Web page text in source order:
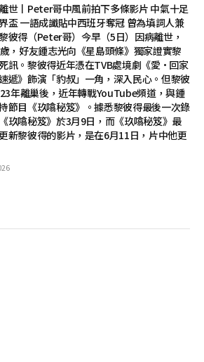
世丨Peter哥中風前拍下多條影片 中氣十足
盃 一語成讖貼中西班牙奪冠 曾為填詞人兼
彼得（Peter哥）今早（5日）因病離世，
，好友鍾志光向《星島頭條》獨家證實黎
訊。黎彼得近年憑在TVB處境劇《愛·回家
遞》飾演「豹叔」一角，深入民心。但黎彼
年離巢後，近年轉戰YouTube頻道，與鍾
節目《玖噏秘笈》。據悉黎彼得最後一次錄
玖噏秘笈》於3月9日，而《玖噏秘笈》最
新黎彼得的影片，是在6月11日，片中他更